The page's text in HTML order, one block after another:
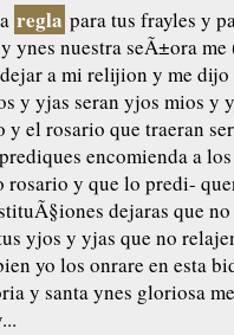
regla para tus frayles y
ynes nuestra seÃ±ora
a mi relijion y me
y yjas seran yjos mios y
y el rosario que traeran
encomienda a
rosario y que lo predi-
dejaras que
yjos y yjas que no
yo los onrare en esta
y santa ynes gloriosa